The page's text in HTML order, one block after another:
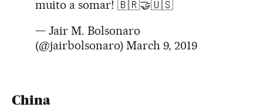
muito a somar! 🇧🇷🤝🇺🇸
— Jair M. Bolsonaro
(@jairbolsonaro) March 9, 2019
China